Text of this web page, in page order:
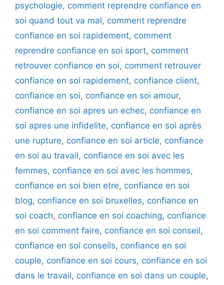
psychologie, comment reprendre confiance en
soi quand tout va mal, comment reprendre
confiance en soi rapidement, comment
reprendre confiance en soi sport, comment
retrouver confiance en soi, comment retrouver
confiance en soi rapidement, confiance client,
confiance en soi, confiance en soi amour,
confiance en soi apres un echec, confiance en
soi apres une infidelite, confiance en soi après
une rupture, confiance en soi article, confiance
en soi au travail, confiance en soi avec les
femmes, confiance en soi avec les hommes,
confiance en soi bien etre, confiance en soi
blog, confiance en soi bruxelles, confiance en
soi coach, confiance en soi coaching, confiance
en soi comment faire, confiance en soi conseil,
confiance en soi conseils, confiance en soi
couple, confiance en soi cours, confiance en soi
dans le travail, confiance en soi dans un couple,